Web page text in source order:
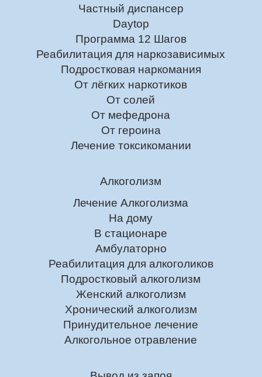
Частный диспансер
Daytop
Программа 12 Шагов
Реабилитация для наркозависимых
Подростковая наркомания
От лёгких наркотиков
От солей
От мефедрона
От героина
Лечение токсикомании
Алкоголизм
Лечение Алкоголизма
На дому
В стационаре
Амбулаторно
Реабилитация для алкоголиков
Подростковый алкоголизм
Женский алкоголизм
Хронический алкоголизм
Принудительное лечение
Алкогольное отравление